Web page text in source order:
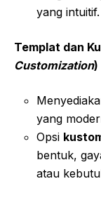
yang intuitif.
Templat dan
Customization)
yang
Opsi
bentuk,
atau